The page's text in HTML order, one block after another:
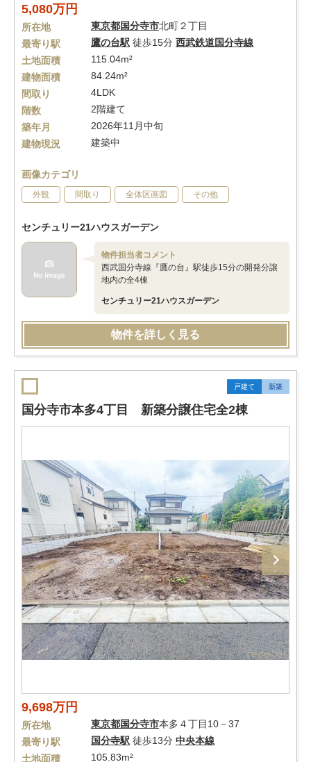
5,080万円
所在地 東京都国分寺市北町２丁目
最寄り駅
鷹の台駅 徒歩15分 西武鉄道国分寺線
土地面積
115.04m²
建物面積
84.24m²
間取り
4LDK
階数
2階建て
築年月
2026年11月中旬
建物現況
建築中
画像カテゴリ
外観 間取り 全体区画図 その他
センチュリー21ハウスガーデン
物件担当者コメント
西武国分寺線『鷹の台』駅徒歩15分の開発分譲
地内の全4棟
センチュリー21ハウスガーデン
物件を詳しく見る
戸建て 新築
国分寺市本多4丁目 新築分譲住宅全2棟
9,698万円
所在地 東京都国分寺市本多４丁目10－37
最寄り駅
国分寺駅 徒歩13分 中央本線
土地面積
105.83m²